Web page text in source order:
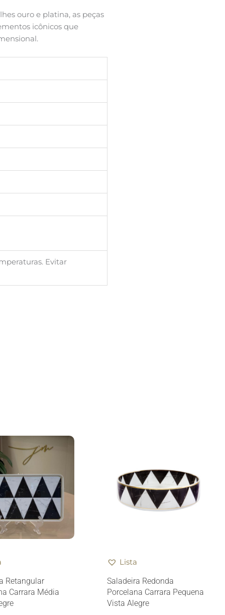
ouro e platina, as peças
icônicos que
Evitar
Retangular
Carrara Média
Lista
Saladeira Redonda
Porcelana Carrara Pequena
Vista Alegre